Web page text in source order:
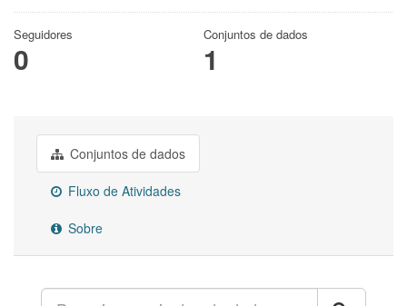
Seguidores
0
Conjuntos de dados
1
Conjuntos de dados
Fluxo de Atividades
Sobre